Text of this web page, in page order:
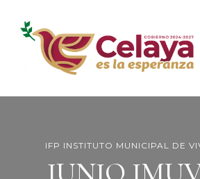
Municipio de
Portal Oficial del Municipio de Celaya
IFP INSTITUTO MUNICIPAL DE